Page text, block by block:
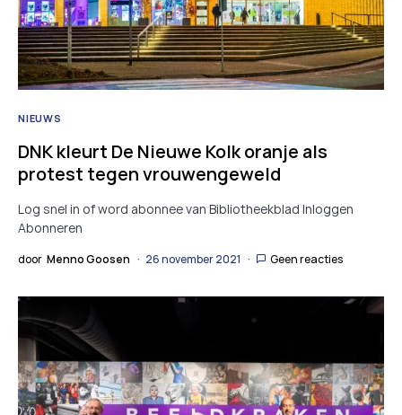
NIEUWS
DNK kleurt De Nieuwe Kolk oranje als
protest tegen vrouwengeweld
Log snel in of word abonnee van Bibliotheekblad Inloggen
Abonneren
door Menno Goosen 26 november 2021 Geen reacties